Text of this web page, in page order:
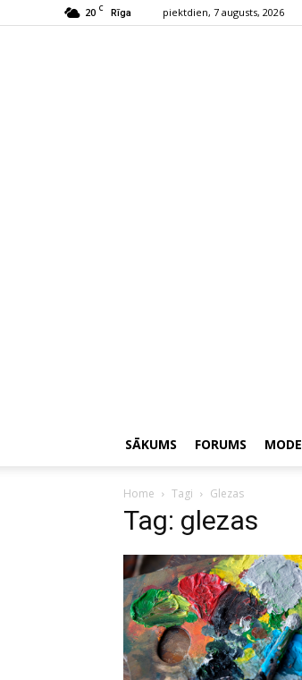
20 C Rīga piektdien, 7 augusts, 2026
SĀKUMS FORUMS MODE
Home Tagi Glezas
Tag: glezas